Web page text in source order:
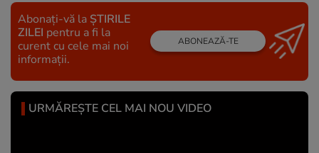
Abonați-vă la ȘTIRILE
ZILEI pentru a fi la
curent cu cele mai noi
informații.
ABONEAZĂ-TE
URMĂREȘTE CEL MAI NOU VIDEO